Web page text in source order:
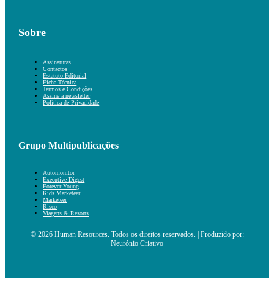
Sobre
Assinaturas
Contactos
Estatuto Editorial
Ficha Técnica
Termos e Condições
Assine a newsletter
Política de Privacidade
Grupo Multipublicações
Automonitor
Executive Digest
Forever Young
Kids Marketeer
Marketeer
Risco
Viagens & Resorts
© 2026 Human Resources. Todos os direitos reservados. | Produzido por:
Neurónio Criativo